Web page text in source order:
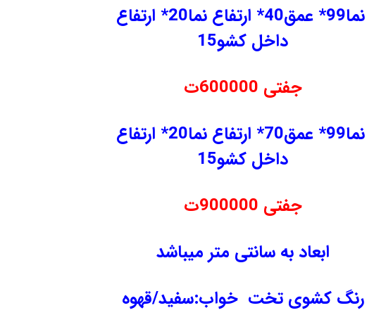
نما99* عمق40* ارتفاع نما20* ارتفاع
داخل کشو15
جفتی 600000ت
نما99* عمق70* ارتفاع نما20* ارتفاع
داخل کشو15
جفتی 900000ت
ابعاد به سانتی متر میباشد
رنگ کشوی تخت خواب:سفید/قهوه